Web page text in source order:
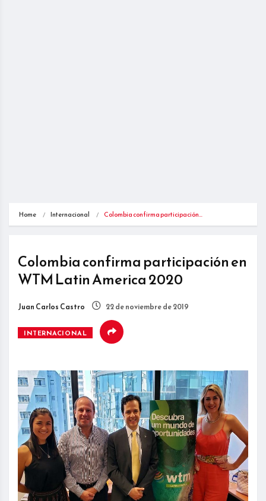
Home Internacional Colombia confirma participación…
Colombia confirma participación en
WTM Latin America 2020
Juan Carlos Castro 22 de noviembre de 2019
INTERNACIONAL